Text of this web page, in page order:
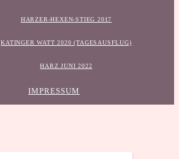
HARZER-HEXEN-STIEG 2017
KATINGER WATT 2020 (TAGESAUSFLUG)
HARZ JUNI 2022
IMPRESSUM